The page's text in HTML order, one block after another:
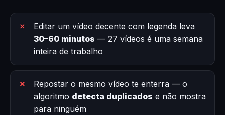
Editar um vídeo decente com legenda leva
30–60 minutos — 27 vídeos é uma semana
inteira de trabalho
Repostar o mesmo vídeo te enterra — o
algoritmo detecta duplicados e não mostra
para ninguém